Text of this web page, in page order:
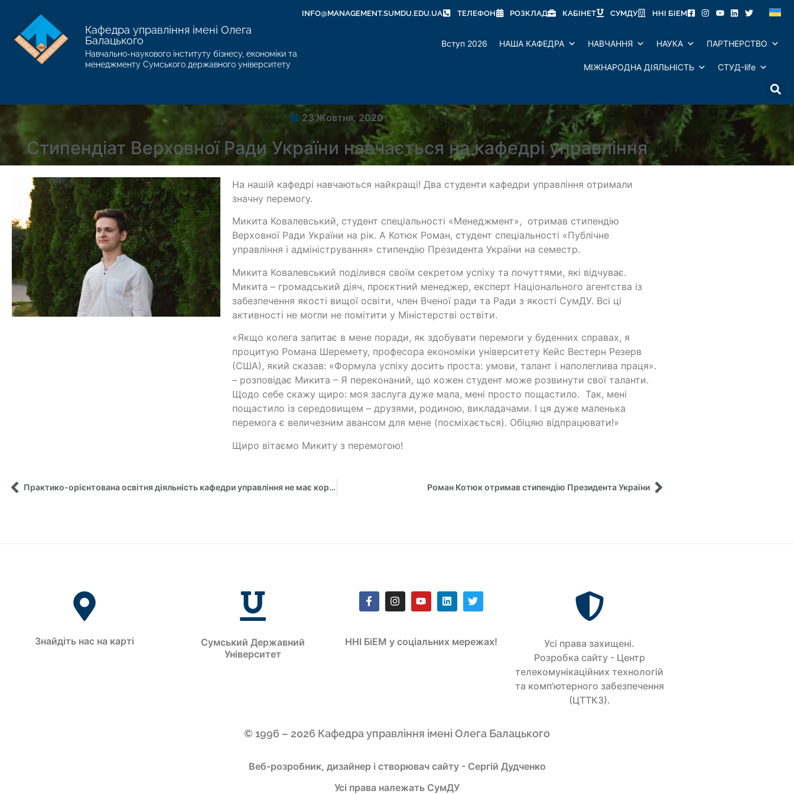
INFO@MANAGEMENT.SUMDU.EDU.UA ТЕЛЕФОН РОЗКЛАД КАБІНЕТ СУМДУ ННІ БІЕМ
Кафедра управління імені Олега
Балацького
Навчально-наукового інституту бізнесу, економіки та
менеджменту Сумського державного університету
Вступ 2026 НАША КАФЕДРА НАВЧАННЯ НАУКА ПАРТНЕРСТВО
МІЖНАРОДНА ДІЯЛЬНІСТЬ СТУД-life
23 Жовтня, 2020
Стипендіат Верховної Ради України навчається на кафедрі управління
На нашій кафедрі навчаються найкращі! Два студенти кафедри управління отримали
значну перемогу.
Микита Ковалевський, студент спеціальності «Менеджмент», отримав стипендію
Верховної Ради України на рік. А Котюк Роман, студент спеціальності «Публічне
управління і адміністрування» стипендію Президента України на семестр.
Микита Ковалевський поділився своїм секретом успіху та почуттями, які відчуває.
Микита – громадський діяч, проєктний менеджер, експерт Національного агентства із
забезпечення якості вищої освіти, член Вченої ради та Ради з якості СумДУ. Всі ці
активності не могли не помітити у Міністерстві оствіти.
«Якщо колега запитає в мене поради, як здобувати перемоги у буденних справах, я
процитую Романа Шеремету, професора економіки університету Кейс Вестерн Резерв
(США), який сказав: «Формула успіху досить проста: умови, талант і наполеглива праця».
– розповідає Микита – Я переконаний, що кожен студент може розвинути свої таланти.
Щодо себе скажу щиро: моя заслуга дуже мала, мені просто пощастило. Так, мені
пощастило із середовищем – друзями, родиною, викладачами. І ця дуже маленька
перемога є величезним авансом для мене (посміхається). Обіцяю відпрацювати!»
Щиро вітаємо Микиту з перемогою!
Практико-орієнтована освітня діяльність кафедри управління не має кордонів! Роман Котюк отримав стипендію Президента України
Знайдіть нас на карті
Сумський Державний
Університет
ННІ БіЕМ у соціальних мережах!
Усi права захищенi.
Розробка сайту - Центр
телекомунікаційних технологій
та комп’ютерного забезпечення
(ЦТТКЗ).
© 1996 – 2026 Кафедра управління імені Олега Балацького
Веб-розробник, дизайнер і створювач сайту - Сергій Дудченко
Усі права належать СумДУ